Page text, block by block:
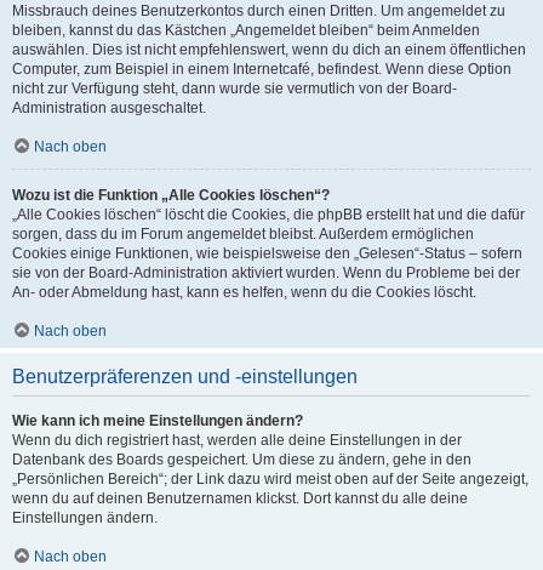
Missbrauch deines Benutzerkontos durch einen Dritten. Um angemeldet zu
bleiben, kannst du das Kästchen „Angemeldet bleiben“ beim Anmelden
auswählen. Dies ist nicht empfehlenswert, wenn du dich an einem öffentlichen
Computer, zum Beispiel in einem Internetcafé, befindest. Wenn diese Option
nicht zur Verfügung steht, dann wurde sie vermutlich von der Board-
Administration ausgeschaltet.
Nach oben
Wozu ist die Funktion „Alle Cookies löschen“?
„Alle Cookies löschen“ löscht die Cookies, die phpBB erstellt hat und die dafür
sorgen, dass du im Forum angemeldet bleibst. Außerdem ermöglichen
Cookies einige Funktionen, wie beispielsweise den „Gelesen“-Status – sofern
sie von der Board-Administration aktiviert wurden. Wenn du Probleme bei der
An- oder Abmeldung hast, kann es helfen, wenn du die Cookies löscht.
Nach oben
Benutzerpräferenzen und -einstellungen
Wie kann ich meine Einstellungen ändern?
Wenn du dich registriert hast, werden alle deine Einstellungen in der
Datenbank des Boards gespeichert. Um diese zu ändern, gehe in den
„Persönlichen Bereich“; der Link dazu wird meist oben auf der Seite angezeigt,
wenn du auf deinen Benutzernamen klickst. Dort kannst du alle deine
Einstellungen ändern.
Nach oben